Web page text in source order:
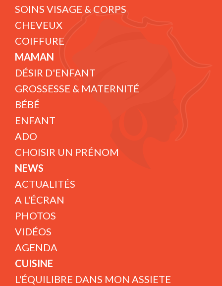
SOINS VISAGE & CORPS
CHEVEUX
COIFFURE
MAMAN
DÉSIR D'ENFANT
GROSSESSE & MATERNITÉ
BÉBÉ
ENFANT
ADO
CHOISIR UN PRÉNOM
NEWS
ACTUALITÉS
A L'ÉCRAN
PHOTOS
VIDÉOS
AGENDA
CUISINE
L'ÉQUILIBRE DANS MON ASSIETE